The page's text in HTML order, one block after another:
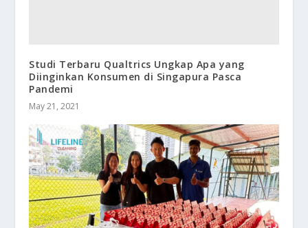
Studi Terbaru Qualtrics Ungkap Apa yang
Diinginkan Konsumen di Singapura Pasca
Pandemi
May 21, 2021